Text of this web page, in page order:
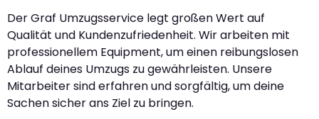
Der Graf Umzugsservice legt großen Wert auf
Qualität und Kundenzufriedenheit. Wir arbeiten mit
professionellem Equipment, um einen reibungslosen
Ablauf deines Umzugs zu gewährleisten. Unsere
Mitarbeiter sind erfahren und sorgfältig, um deine
Sachen sicher ans Ziel zu bringen.